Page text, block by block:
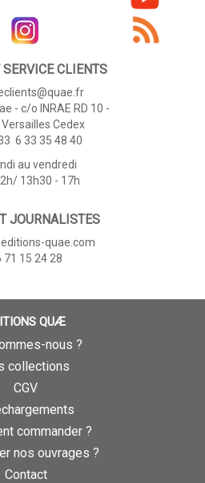
SERVICE CLIENTS
- c/o INRAE RD 10 -
Cedex
6 33 35 48 40
au vendredi
13h30 - 17h
JOURNALISTES
quae.com
71 15 24 28
QUÆ
nous ?
collections
CGV
commander ?
nos ouvrages ?
Contact